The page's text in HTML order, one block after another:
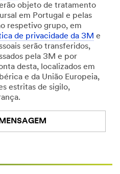
objeto de tratamento
em Portugal e pelas
respetivo grupo, em
de privacidade da 3M e
serão transferidos,
pela 3M e por
desta, localizados em
e da União Europeia,
estritas de sigilo,